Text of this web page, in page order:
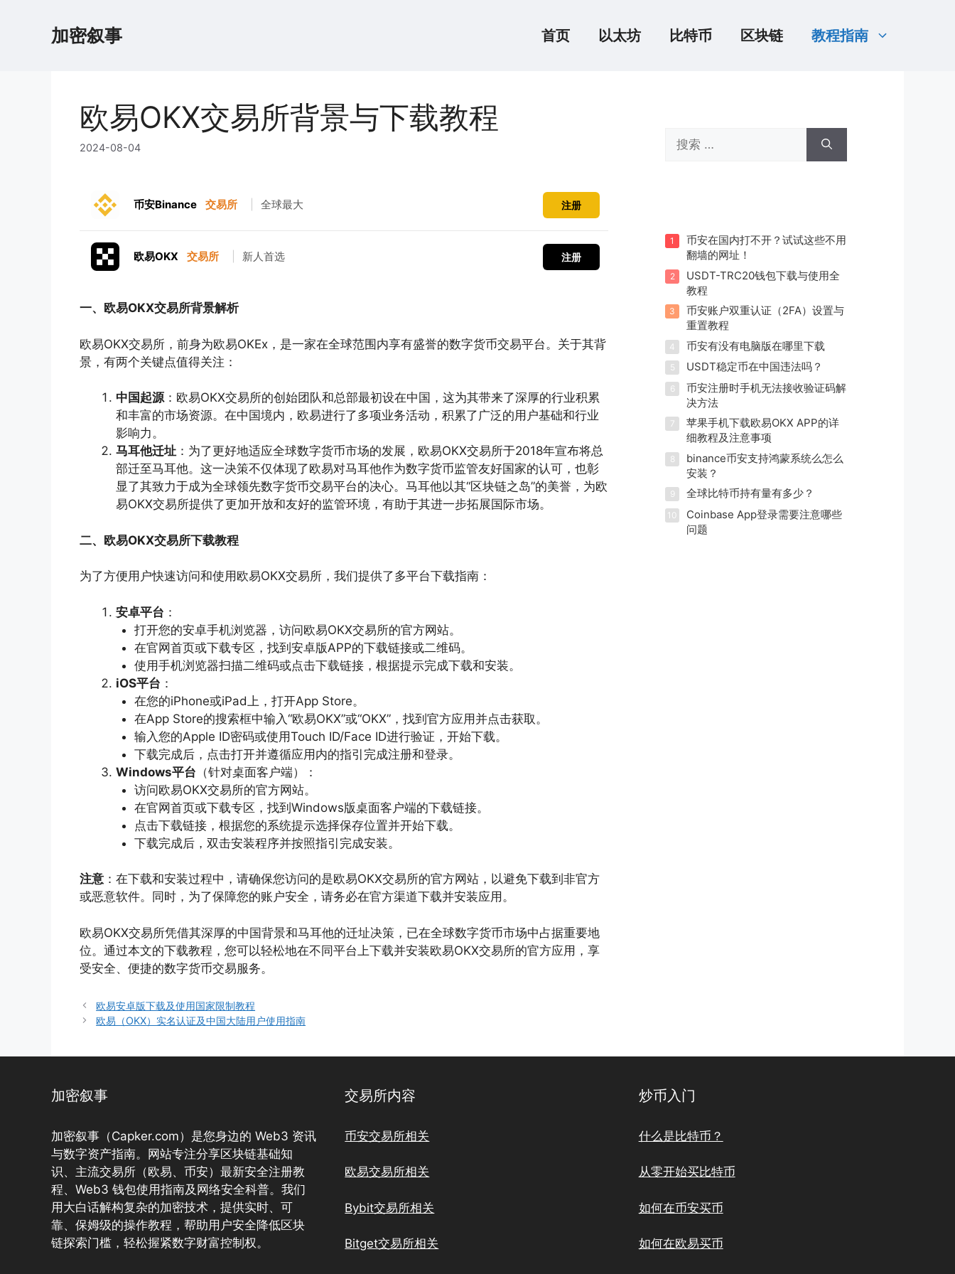
加密叙事 首页 以太坊 比特币 区块链 教程指南
欧易OKX交易所背景与下载教程
2024-08-04
币安Binance 交易所 全球最大 注册
欧易OKX 交易所 新人首选 注册
一、欧易OKX交易所背景解析
欧易OKX交易所，前身为欧易OKEx，是一家在全球范围内享有盛誉的数字货币交易平台。关于其背
景，有两个关键点值得关注：
中国起源：欧易OKX交易所的创始团队和总部最初设在中国，这为其带来了深厚的行业积累
和丰富的市场资源。在中国境内，欧易进行了多项业务活动，积累了广泛的用户基础和行业
影响力。
马耳他迁址 ：为了更好地适应全球数字货币市场的发展，欧易OKX交易所于2018年宣布将总
部迁至马耳他。这一决策不仅体现了欧易对马耳他作为数字货币监管友好国家的认可，也彰
显了其致力于成为全球领先数字货币交易平台的决心。马耳他以其“区块链之岛”的美誉，为欧
易OKX交易所提供了更加开放和友好的监管环境，有助于其进一步拓展国际市场。
二、欧易OKX交易所下载教程
为了方便用户快速访问和使用欧易OKX交易所，我们提供了多平台下载指南：
安卓平台 ：
打开您的安卓手机浏览器，访问欧易OKX交易所的官方网站。
在官网首页或下载专区，找到安卓版APP的下载链接或二维码。
使用手机浏览器扫描二维码或点击下载链接，根据提示完成下载和安装。
iOS平台 ：
在您的iPhone或iPad上，打开App Store。
在App Store的搜索框中输入“欧易OKX”或“OKX”，找到官方应用并点击获取。
输入您的Apple ID密码或使用Touch ID/Face ID进行验证，开始下载。
下载完成后，点击打开并遵循应用内的指引完成注册和登录。
Windows平台 （针对桌面客户端）：
访问欧易OKX交易所的官方网站。
在官网首页或下载专区，找到Windows版桌面客户端的下载链接。
点击下载链接，根据您的系统提示选择保存位置并开始下载。
下载完成后，双击安装程序并按照指引完成安装。
注意 ：在下载和安装过程中，请确保您访问的是欧易OKX交易所的官方网站，以避免下载到非官方
或恶意软件。同时，为了保障您的账户安全，请务必在官方渠道下载并安装应用。
欧易OKX交易所凭借其深厚的中国背景和马耳他的迁址决策，已在全球数字货币市场中占据重要地
位。通过本文的下载教程，您可以轻松地在不同平台上下载并安装欧易OKX交易所的官方应用，享
受安全、便捷的数字货币交易服务。
欧易安卓版下载及使用国家限制教程
欧易（OKX）实名认证及中国大陆用户使用指南
索：
1
币安在国内打不开？试试这些不用
翻墙的网址！
2
USDT-TRC20钱包下载与使用全
教程
3
币安账户双重认证（2FA）设置与
重置教程
4 币安有没有电脑版在哪里下载
5 USDT稳定币在中国违法吗？
6
币安注册时手机无法接收验证码解
决方法
7
苹果手机下载欧易OKX APP的详
细教程及注意事项
8
binance币安支持鸿蒙系统么怎么
安装？
9 全球比特币持有量有多少？
10
Coinbase App登录需要注意哪些
问题
加密叙事
加密叙事（Capker.com）是您身边的 Web3 资讯
与数字资产指南。网站专注分享区块链基础知
识、主流交易所（欧易、币安）最新安全注册教
程、Web3 钱包使用指南及网络安全科普。我们
用大白话解构复杂的加密技术，提供实时、可
靠、保姆级的操作教程，帮助用户安全降低区块
链探索门槛，轻松握紧数字财富控制权。
交易所内容
币安交易所相关
欧易交易所相关
Bybit交易所相关
Bitget交易所相关
炒币入门
什么是比特币？
从零开始买比特币
如何在币安买币
如何在欧易买币